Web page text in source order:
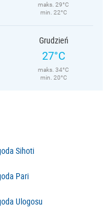
maks. 29°C
min. 22°C
Grudzień
27°C
maks. 34°C
min. 20°C
Sihoti
Pari
Ulogosu